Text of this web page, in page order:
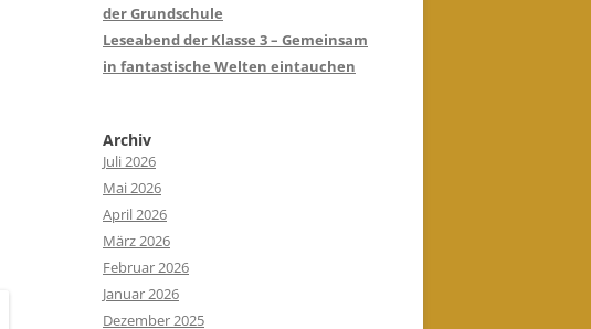
der Grundschule
Leseabend der Klasse 3 – Gemeinsam
in fantastische Welten eintauchen
Archiv
Juli 2026
Mai 2026
April 2026
März 2026
Februar 2026
Januar 2026
Dezember 2025